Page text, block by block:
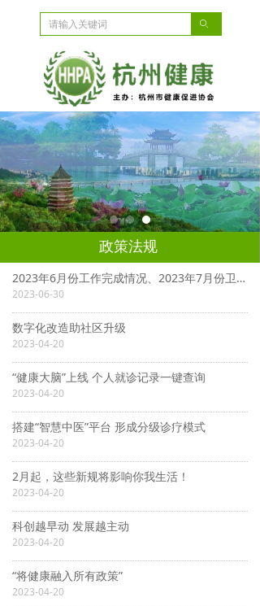
ꄙ
政策法规
2023年6月份工作完成情况、2023年7月份卫生工作安排
2023-06-30
数字化改造助社区升级
2023-04-20
“健康大脑”上线 个人就诊记录一键查询
2023-04-20
搭建“智慧中医”平台 形成分级诊疗模式
2023-04-20
2月起，这些新规将影响你我生活！
2023-04-20
科创越早动 发展越主动
2023-04-20
“将健康融入所有政策”
2023-04-20